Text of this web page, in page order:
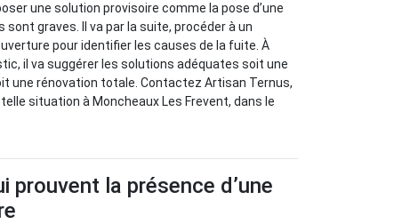
une solution provisoire comme la pose d’une
sont graves. Il va par la suite, procéder à un
pour identifier les causes de la fuite. À
il va suggérer les solutions adéquates soit une
une rénovation totale. Contactez Artisan Ternus,
situation à Moncheaux Les Frevent, dans le
prouvent la présence d’une